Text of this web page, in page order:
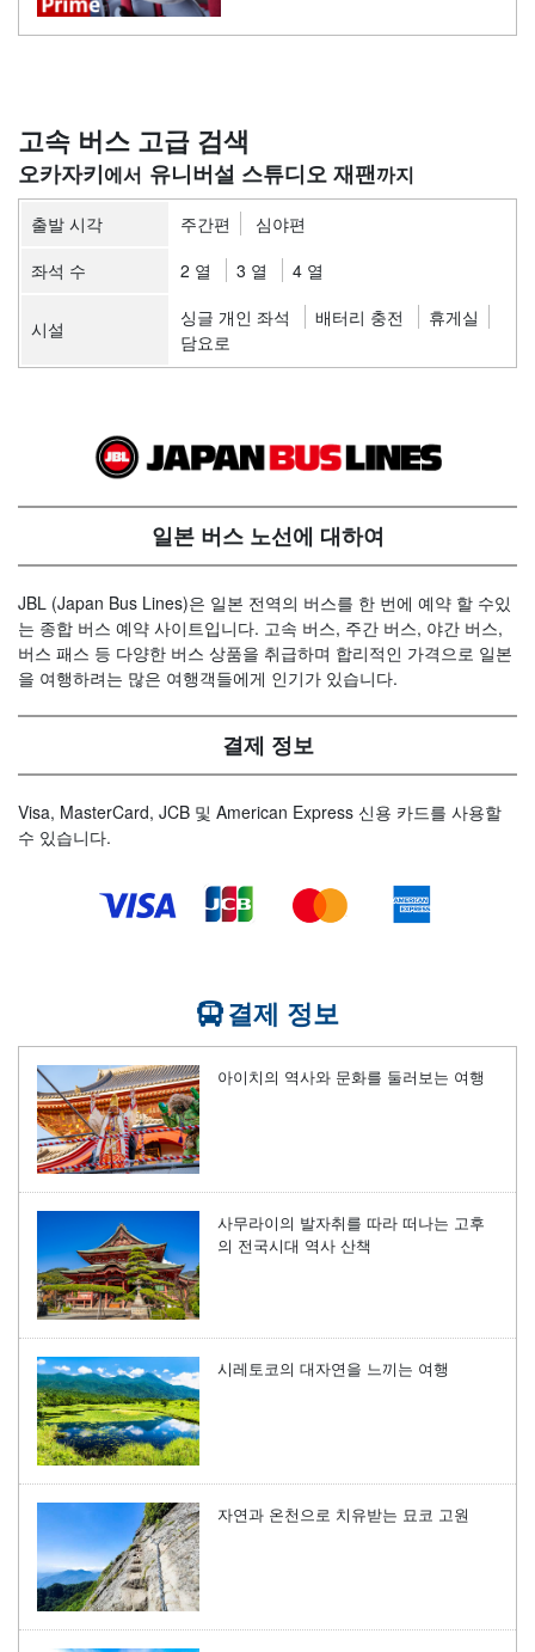
고속 버스 고급 검색
오카자키 유니버설 스튜디오 재팬
출발 시각 주간편
심야편
좌석 수
2 열 3 열 4 열
시설 싱글 개인 좌석 배터리 충전
휴게실
담요로
일본 버스 노선에 대하여
JBL (Japan Bus Lines)은 일본 전역의 버스를 한 번에 예약 할 수있
는 종합 버스 예약 사이트입니다. 고속 버스, 주간 버스, 야간 버스,
버스 패스 등 다양한 버스 상품을 취급하며 합리적인 가격으로 일본
을 여행하려는 많은 여행객들에게 인기가 있습니다.
결제 정보
Visa, MasterCard, JCB 및 American Express 신용 카드를 사용할
수 있습니다.
결제 정보
아이치의 역사와 문화를 둘러보는 여행
사무라이의 발자취를 따라 떠나는 고후
의 전국시대 역사 산책
시레토코의 대자연을 느끼는 여행
자연과 온천으로 치유받는 묘코 고원